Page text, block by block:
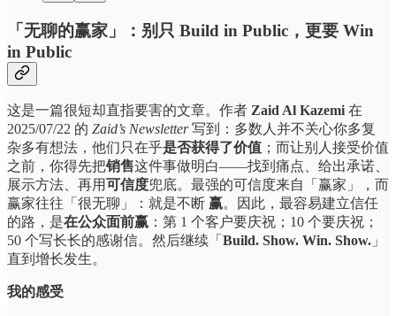
「无聊的赢家」：别只 Build in Public，更要 Win
in Public
这是一篇很短却直指要害的文章。作者 Zaid Al Kazemi 在
2025/07/22 的 Zaid’s Newsletter写到：多数人并不关心你多复
杂多有想法，他们只在乎是否获得了价值 ；而让别人接受价值
之前，你得先把销售这件事做明白——找到痛点、给出承诺、
展示方法、再用可信度兜底。最强的可信度来自「赢家」，而
赢家往往「很无聊」：就是不断 赢。因此，最容易建立信任
的路，是在公众面前赢 ：第 1 个客户要庆祝；10 个要庆祝；
50 个写长长的感谢信。然后继续「 Build. Show. Win. Show. 」
直到增长发生。
我的感受